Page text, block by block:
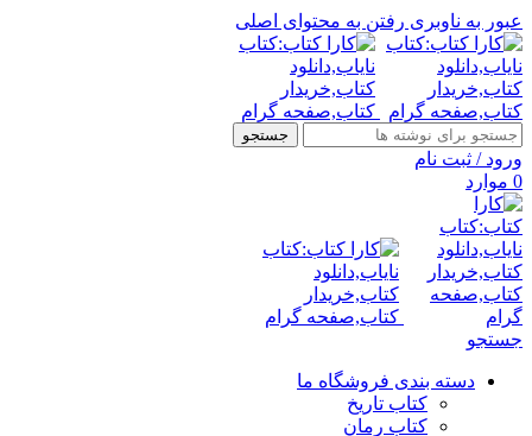
عبور به ناوبری رفتن به محتوای اصلی
جستجو
ورود / ثبت نام
0 موارد
جستجو
دسته بندی فروشگاه ما
کتاب تاریخ
کتاب رمان